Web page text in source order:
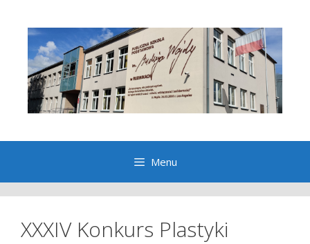
Menu
XXXIV Konkurs Plastyki